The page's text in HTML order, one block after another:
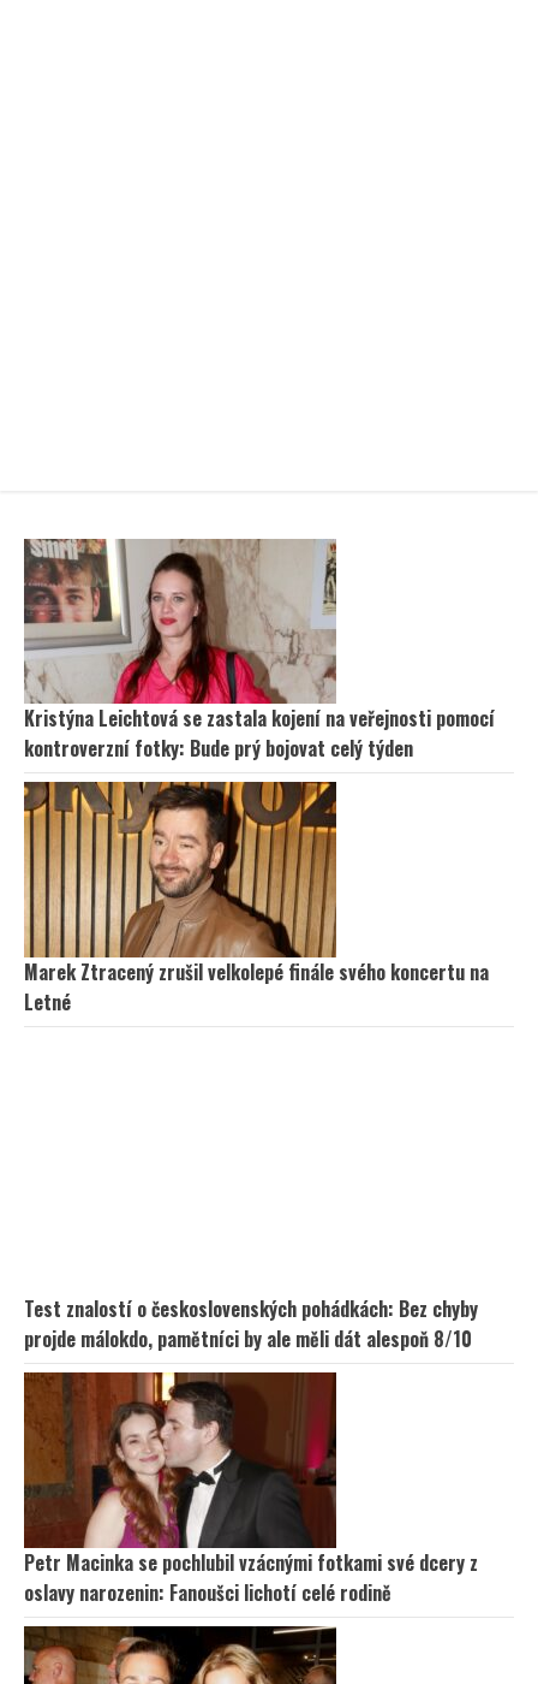
Kristýna Leichtová se zastala kojení na veřejnosti pomocí
kontroverzní fotky: Bude prý bojovat celý týden
Marek Ztracený zrušil velkolepé finále svého koncertu na
Letné
Petr Macinka se pochlubil vzácnými fotkami své dcery z
oslavy narozenin: Fanoušci lichotí celé rodině